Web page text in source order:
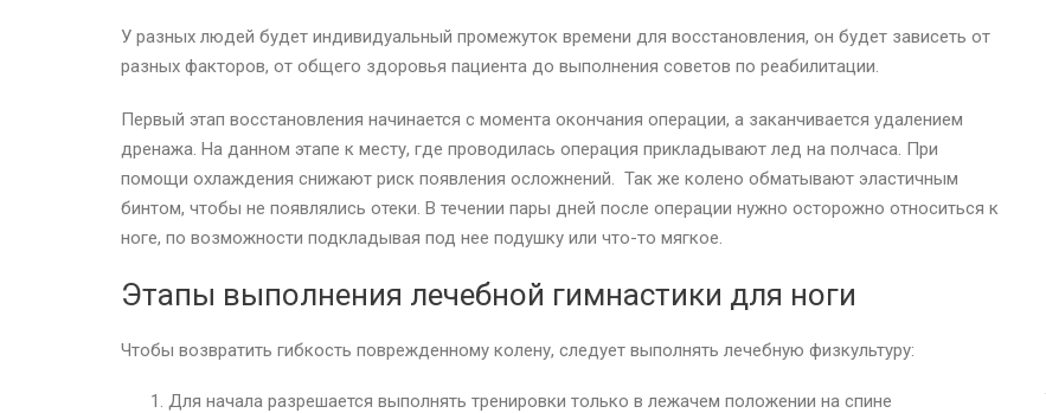
У разных людей будет индивидуальный промежуток времени для восстановления, он будет зависеть от
разных факторов, от общего здоровья пациента до выполнения советов по реабилитации.
Первый этап восстановления начинается с момента окончания операции, а заканчивается удалением
дренажа. На данном этапе к месту, где проводилась операция прикладывают лед на полчаса. При
помощи охлаждения снижают риск появления осложнений. Так же колено обматывают эластичным
бинтом, чтобы не появлялись отеки. В течении пары дней после операции нужно осторожно относиться к
ноге, по возможности подкладывая под нее подушку или что-то мягкое.
Этапы выполнения лечебной гимнастики для ноги
Чтобы возвратить гибкость поврежденному колену, следует выполнять лечебную физкультуру:
Для начала разрешается выполнять тренировки только в лежачем положении на спине